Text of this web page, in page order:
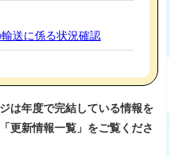
は年度で完結している情報を
更新情報一覧」をご覧くださ